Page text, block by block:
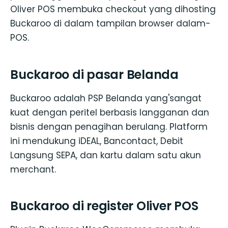
Oliver POS membuka checkout yang dihosting
Buckaroo di dalam tampilan browser dalam-
POS.
Buckaroo di pasar Belanda
Buckaroo adalah PSP Belanda yang'sangat
kuat dengan peritel berbasis langganan dan
bisnis dengan penagihan berulang. Platform
ini mendukung iDEAL, Bancontact, Debit
Langsung SEPA, dan kartu dalam satu akun
merchant.
Buckaroo di register Oliver POS